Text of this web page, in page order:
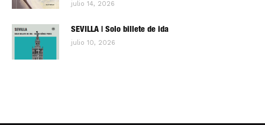
julio 14, 2026
SEVILLA | Solo billete de ida
julio 10, 2026